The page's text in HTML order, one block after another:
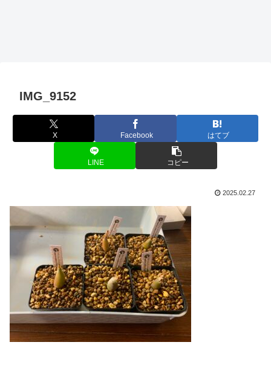
IMG_9152
X Facebook はてブ
LINE コピー
2025.02.27